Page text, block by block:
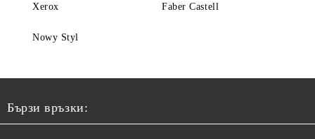
Xerox Faber Castell
Nowy Styl
Бързи връзки: